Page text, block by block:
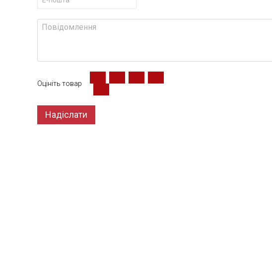
Оцініть товар
Надіслати